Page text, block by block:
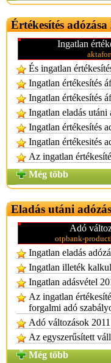
Értékesítés adózása
Ingatlan
És ingatlan
Ingatlan értékesítés
Ingatlan értékesítés
Ingatlan eladás utáni
Ingatlan értékesítés
Ingatlan értékesités
Az ingatlan
Még több
Eladás utáni
Adó
otpbank-
Ingatlan eladás
Ingatlan illeték
Ingatlan adásvétel
Az ingatlan
forgalmi adó
Adó változások 2011
Az egyszerűsített
Még több